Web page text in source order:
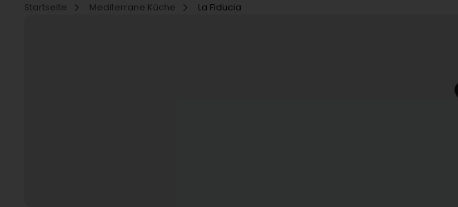
Startseite
Mediterrane Küche La Fiducia